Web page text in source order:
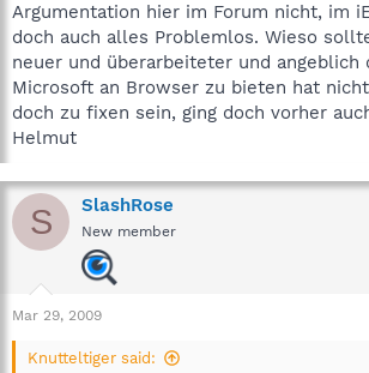
Dies wird auch in unserem
Mit freundlichen Grüßen
Sandra
Team Spybot
Argumentation hier im Forum nicht, im
doch auch alles Problemlos. Wieso
neuer und überarbeiteter und angeblich
Microsoft an Browser zu bieten hat
doch zu fixen sein, ging doch vorher
Helmut
S SlashRose
New member
Mar 29, 2009
Knutteltiger said: